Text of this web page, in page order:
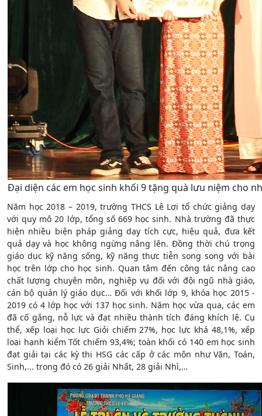
Đại diện các em học sinh khối 9 tặng quà lưu niệm cho
Năm học 2018 – 2019, trường THCS Lê Lợi tổ chức giảng dạy
với quy mô 20 lớp, tổng số 669 học sinh. Nhà trường đã thực
hiện nhiều biện pháp giảng dạy tích cực, hiệu quả, đưa kết
quả dạy và học không ngừng nâng lên. Đồng thời chú trọng
giáo dục kỹ năng sống, kỹ năng thực tiễn song song với bài
học trên lớp cho học sinh. Quan tâm đến công tác nâng cao
chất lượng chuyên môn, nghiệp vụ đối với đội ngũ nhà giáo,
cán bộ quản lý giáo dục… Đối với khối lớp 9, khóa học 2015 -
2019 có 4 lớp học với 137 học sinh. Năm học vừa qua, các em
đã cố gắng, nỗ lực và đạt nhiều thành tích đáng khích lệ. Cụ
thể, xếp loại học lực Giỏi chiếm 27%, học lực khá 48,1%, xếp
loại hạnh kiểm Tốt chiếm 93,4%; toàn khối có 140 em học sinh
đạt giải tại các kỳ thi HSG các cấp ở các môn như Văn, Toán,
Sinh,... trong đó có 26 giải Nhất, 28 giải Nhì,…